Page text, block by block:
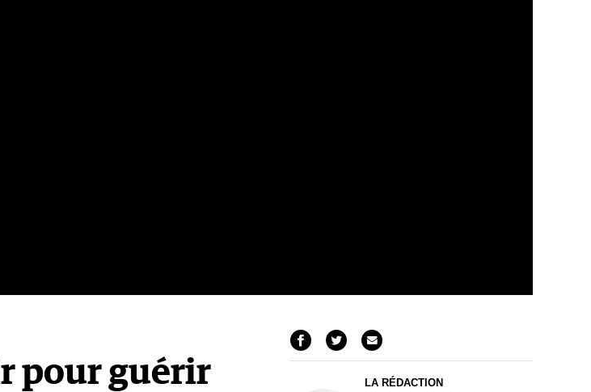
pour guérir
LA RÉDACTION